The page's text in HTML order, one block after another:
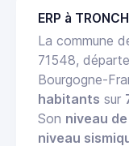
ERP à
La commune
71548,
Bourgogne-
habitants sur
Son niveau
niveau